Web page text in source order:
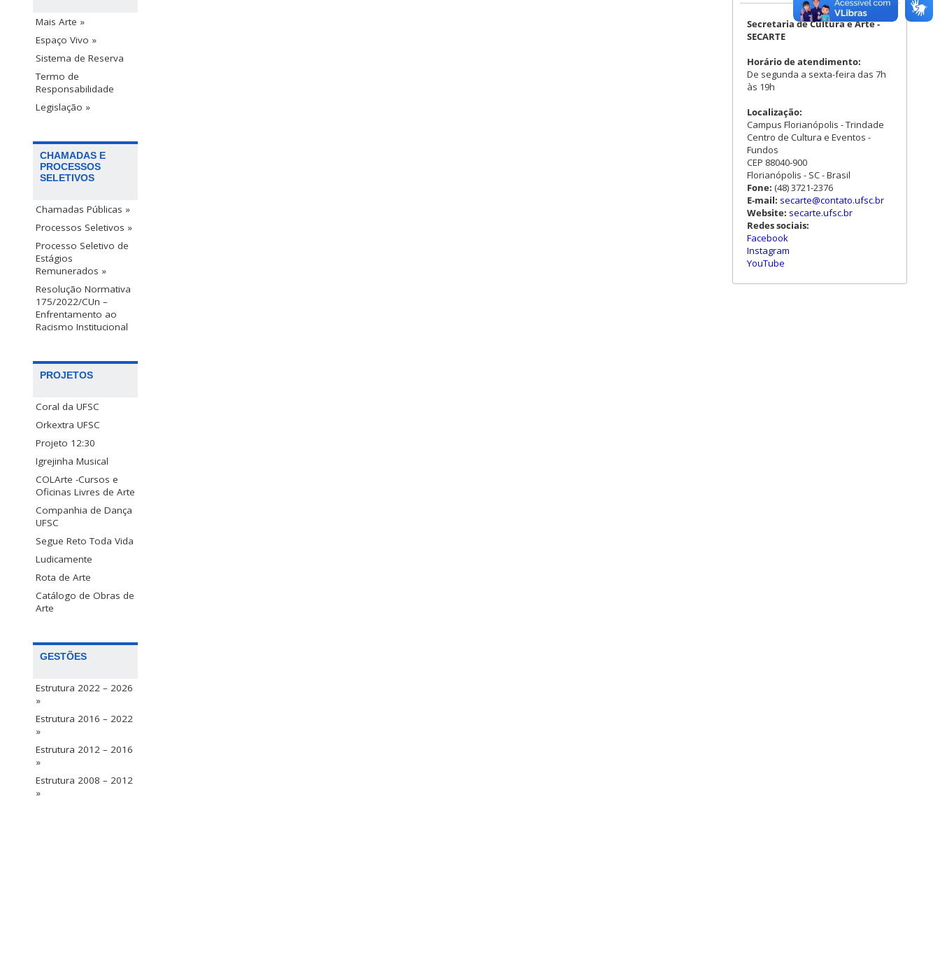
Mais Arte »
Espaço Vivo »
Sistema de Reserva
Termo de
Responsabilidade
Legislação »
CHAMADAS E
PROCESSOS
SELETIVOS
Chamadas Públicas »
Processos Seletivos »
Processo Seletivo de
Estágios
Remunerados »
Resolução Normativa
175/2022/CUn –
Enfrentamento ao
Racismo Institucional
PROJETOS
Coral da UFSC
Orkextra UFSC
Projeto 12:30
Igrejinha Musical
COLArte -Cursos e
Oficinas Livres de Arte
Companhia de Dança
UFSC
Segue Reto Toda Vida
Ludicamente
Rota de Arte
Catálogo de Obras de
Arte
GESTÕES
Estrutura 2022 – 2026
»
Estrutura 2016 – 2022
»
Estrutura 2012 – 2016
»
Estrutura 2008 – 2012
»
Secretaria de Cultura e Arte -
SECARTE
Horário de atendimento:
De segunda a sexta-feira das 7h
às 19h
Localização:
Campus Florianópolis - Trindade
Centro de Cultura e Eventos -
Fundos
CEP 88040-900
Florianópolis - SC - Brasil
Fone: (48) 3721-2376
E-mail: secarte@contato.ufsc.br
Website: secarte.ufsc.br
Redes sociais:
Facebook
Instagram
YouTube